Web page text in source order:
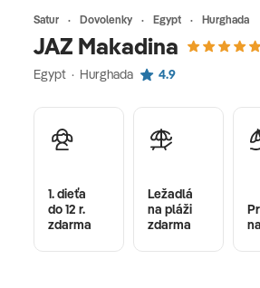
Satur Dovolenky Egypt Hurghada
JAZ Makadina
Egypt · Hurghada 4.9
1. dieťa
do 12 r.
zdarma
Ležadlá
na pláži
zdarma